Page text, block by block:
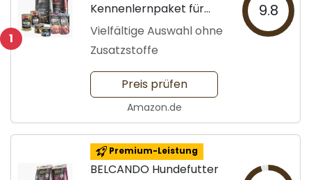
1
Kennenlernpaket für
große Hunde
Vielfältige Auswahl ohne
Zusatzstoffe
9.8
Preis prüfen
Amazon.de
Premium-Leistung
BELCANDO Hundefutter